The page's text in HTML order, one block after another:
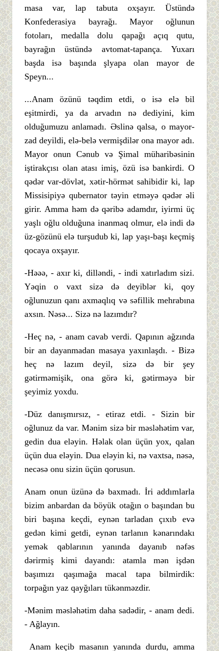
masa var, lap tabuta oxşayır. Üstündə
Konfederasiya bayrağı. Mayor oğlunun
fotoları, medalla dolu qapağı açıq qutu,
bayrağın üstündə avtomat-tapança. Yuxarı
başda isə başında şlyapa olan mayor de
Speyn...
...Anam özünü təqdim etdi, o isə elə bil
eşitmirdi, ya da arvadın nə dediyini, kim
olduğumuzu anlamadı. Əslinə qalsa, o mayor-
zad deyildi, elə-belə vermişdilər ona mayor adı.
Mayor onun Cənub və Şimal müharibəsinin
iştirakçısı olan atası imiş, özü isə bankirdi. O
qədər var-dövlət, xətir-hörmət sahibidir ki, lap
Missisipiyə qubernator təyin etməyə qədər əli
girir. Amma həm də qəribə adamdır, iyirmi üç
yaşlı oğlu olduğuna inanmaq olmur, elə indi də
üz-gözünü elə turşudub ki, lap yaşı-başı keçmiş
qocaya oxşayır.
-Həəə, - axır ki, dilləndi, - indi xatırladım sizi.
Yəqin o vaxt sizə də deyiblər ki, qoy
oğlunuzun qanı axmaqlıq və səfillik mehrabına
axsın. Nəsə... Sizə nə lazımdır?
-Heç nə, - anam cavab verdi. Qapının ağzında
bir an dayanmadan masaya yaxınlaşdı. - Bizə
heç nə lazım deyil, sizə də bir şey
gətirməmişik, ona görə ki, gətirməyə bir
şeyimiz yoxdu.
-Düz danışmırsız, - etiraz etdi. - Sizin bir
oğlunuz da var. Mənim sizə bir məsləhətim var,
gedin dua eləyin. Həlak olan üçün yox, qalan
üçün dua eləyin. Dua eləyin ki, nə vaxtsa, nəsə,
necəsə onu sizin üçün qorusun.
Anam onun üzünə də baxmadı. İri addımlarla
bizim anbardan da böyük otağın o başından bu
biri başına keçdi, eynən tarladan çıxıb evə
gedən kimi getdi, eynən tarlanın kənarındakı
yemək qablarının yanında dayanıb nəfəs
dərirmiş kimi dayandı: atamla mən işdən
başımızı qaşımağa macal tapa bilmirdik:
torpağın yaz qayğıları tükənməzdir.
-Mənim məsləhətim daha sadədir, - anam dedi.
- Ağlayın.
Anam keçib masanın yanında durdu, amma